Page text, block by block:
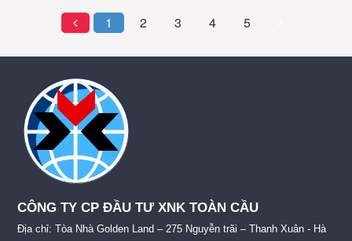
1 2 3 4 5
CÔNG TY CP ĐẦU TƯ XNK TOÀN CẦU
Địa chỉ: Tòa Nhà Golden Land – 275 Nguyễn trãi – Thanh Xuân - Hà